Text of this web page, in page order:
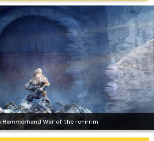
Hammerhand War of the rohirrim